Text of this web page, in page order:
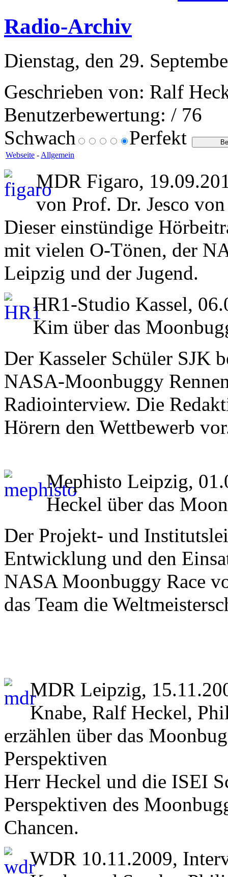
Radio-Archiv
Dienstag, den 29.
Geschrieben von: Ralf
Benutzerbewertung: / 76
Schwach
Perfekt
Webseite - Allgemein
MDR Figaro,
von Prof. Dr. Jesco
Dieser einstündige
mit vielen O-Tönen, der
Leipzig und der Jugend.
HR1-Studio Kassel,
Kim über das
Der Kasseler Schüler SJK
NASA-Moonbuggy
Radiointerview. Die
Hörern den Wettbewerb
Mephisto Leipzig,
Heckel über das
Der Projekt- und
Entwicklung und den
NASA Moonbuggy Race
das Team die
MDR Leipzig,
Knabe, Ralf Heckel,
erzählen über das
Perspektiven
Herr Heckel und die ISEI
Perspektiven des
Chancen.
WDR 10.11.2009,